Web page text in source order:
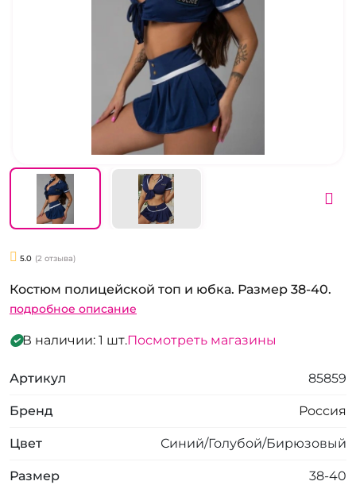
5.0 (2 отзыва)
Костюм полицейской топ и юбка. Размер 38-40.
подробное описание
В наличии: 1 шт.Посмотреть магазины
Артикул 85859
Бренд Россия
Цвет Синий/Голубой/Бирюзовый
Размер 38-40